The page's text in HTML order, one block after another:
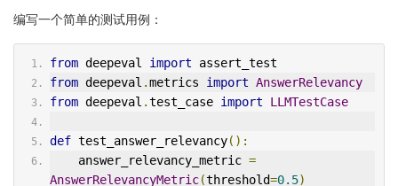
编写一个简单的测试用例：
from deepeval import assert_test
from deepeval .metrics import AnswerRelevancy
from deepeval .test_case import LLMTestCase
def test_answer_relevancy():
    answer_relevancy_metric
=
AnswerRelevancyMetric(threshold=0.5)